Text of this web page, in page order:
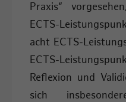
Praxis“
ECTS-
acht ECTS-
ECTS-
Reflexion und
sich